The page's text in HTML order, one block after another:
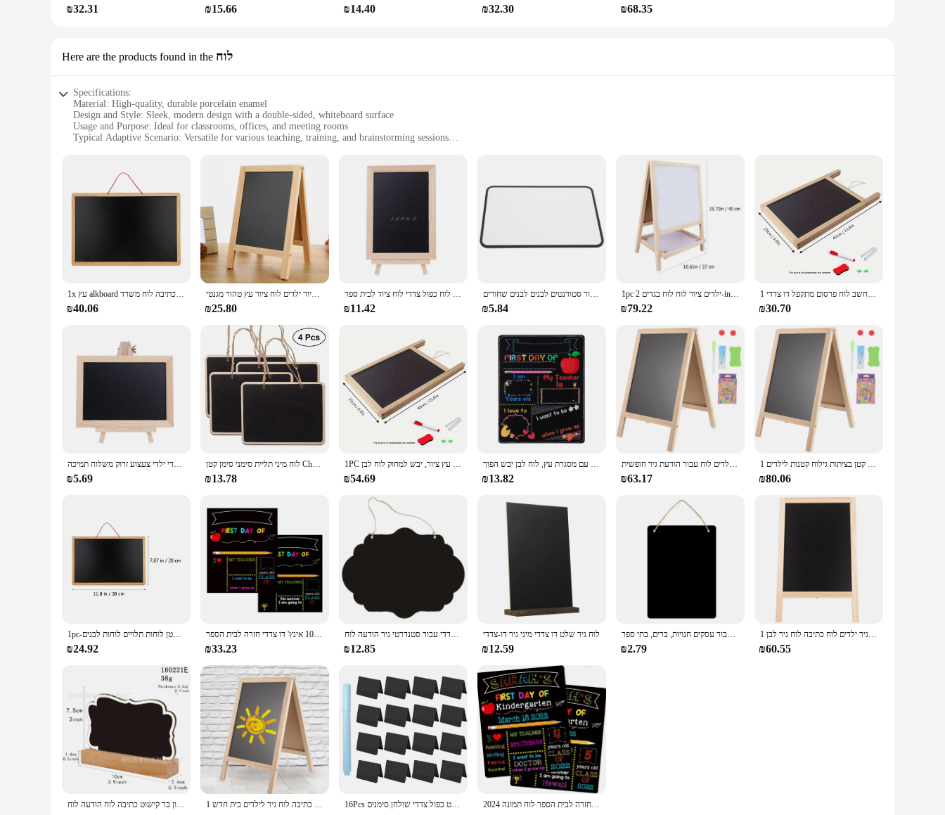
₪32.31 ₪15.66 ₪14.40 ₪32.30 ₪68.35
Here are the products found in the לוח
Specifications:
Material: High-quality, durable porcelain enamel
Design and Style: Sleek, modern design with a double-sided, whiteboard surface
Usage and Purpose: Ideal for classrooms, offices, and meeting rooms
Typical Adaptive Scenario: Versatile for various teaching, training, and brainstorming sessions
**Versatile and Efficient**
The double sided whiteboard is a versatile tool that caters to a wide range of scenarios, from educational settings to corporate environments. Its sleek, modern design blends seamlessly with any decor,
while the double-sided feature ensures that users can switch between presentations or activities with ease. The high-quality porcelain enamel material provides a smooth writing surface that is both
durable and easy to clean, making it a reliable choice for frequent use.
**Enhanced Collaboration and Engagement**
Designed to enhance collaboration and engagement, this whiteboard is perfect for group activities, brainstorming sessions, and interactive presentations. Its magnetic capabilities allow for the display of
notes, diagrams, and other visual aids, making it a valuable asset for teachers, trainers, and professionals alike. The whiteboard's performance and property ensure that writing remains legible, even
when using various types of markers, while the magnetic surface holds notes securely, ensuring that important information is always within reach.
**Adaptable and Convenient**
multiple sizes, it can be tailored to fit any room, from small classrooms to large conference rooms. Its lightweight construction makes it easy to install and move, while the wholesale availability
ensures that you can purchase it at a competitive price, making it an excellent choice for vendors and suppliers looking to provide high-quality, functional products to their customers.
1x עץ alkboard דו צדדי תליית הודעה לבן לוח כתיבה נייד ציור לוח קפה חנות כתיבה לוח משרד
₪40.06
שולחן עבודה דו צדדי כפול תמונה לוח כתיבה עץ לוח קטן לוח ציור ילדים לוח ציור עץ טהור מגנטי wr מגנטי
₪25.80
שולחן העבודה לוח לוח עץ שולחן לוח כפול צדדי לוח ציוד לבית ספר
₪11.42
לוח כתיבה דו צדדי קטן מגנטי עבור סטודנטים לבנים לבנים שחורים
₪5.84
1pc ילדים ציור לוח לוח בגדים 2-in-1 צדדים כפולים ציור לוח עץ
₪79.22
1 מחשב לוח פרסום מתקפל דו צדדי pc, chalkboard הוראה נמחק, יבש מסגרת עץ, למחוק יבש לוח לבן
₪30.70
עץ שולחן לוח דו צדדי לוח הודעות לוח ילדי ילדי צעצוע זרוק משלוח תמיכה
₪5.69
לוח מיני תליית סימני סימן קטן Chalkboards Messagetags לוח לוח תוויות צדדי כפול תזכיר חתונות גיר עץ
₪13.78
1PC דו צדדי פרסום מתקפל. לוח ציור מסגרת עץ, מסגרת עץ ציור, יבש למחוק לוח לבן
₪54.69
לוח ציור פרסום דו צדדי, לוח לימוד מחיק, לוח שחור עם מסגרת עץ, לוח לבן יבש הפוך
₪13.82
לוח לבן רב תפקודי דו צדדית לוח כתיבה חינוכי ילדים לוח עבור הודעת גיר חופשית
₪63.17
1 סט עמוד עץ לוח מסר כפול בצד ציור לוח לבן ושחור תצוגה קטן בציתות גילוח קטנות לילדים
₪80.06
1pc-לוח לבן לוח פרקטי כתיבה מעץ הודעה נשלף לוח תלייה קטן לוחות תלויים לוחות לבנים
₪24.92
לוח הגיר של הימים הראשונים והאחרונים לבית הספר, שלט יום ראשון לשימוש חוזר, 12 10 אינץ' דו צדדי חזרה לבית הספר
₪33.23
כפרי לוח תליית שלטי דו צדדי עבור סטנדרטי גיר הודעה לוח
₪12.85
לוח גיר שלט דו צדדי מיני גיר דו-צדדי
₪12.59
כפרי לוח תליית שלטי דו צדדי עבור סטנדרטי גיר הודעה לוח עבור עסקים חנויות, ברים, בתי ספר
₪2.79
1 סט של לוח גיר לבן עץ לוח כתיבה לוח גיר ילדים לוח כתיבה לוח גיר לבן
₪60.55
שולחן עבודה דו צדדי קטן קטן, מלון בר קישוט כתיבה לוח הודעה לוח 1 סט של לוח גיר דו צדדי ילדים לוח כתיבה חינוכי לוח כתיבה לוח גיר לילדים בית חדש 16Pcs מיני לוח וגיר כניסה עם נוזל עט כפול צדדי שולחן סימנים V בצורת Wipeable קטן לוח סימן חתונה ספקי 2024 היום הראשון של בית הספר לוח גן ילדים רשמיש פעמיים בחזרה לבית הספר לוח תמונה prop לילדים